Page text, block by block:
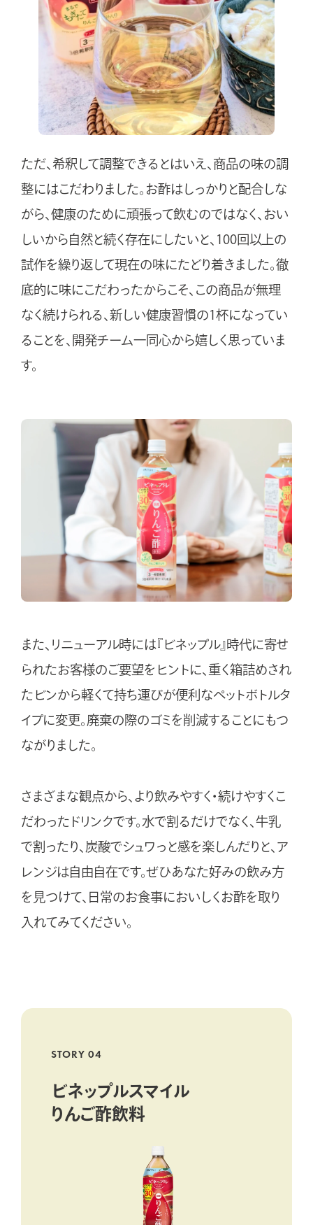
STORY 04
ビネップルスマイル
りんご酢飲料
ただ、希釈して調整できるとはいえ、商品の味の調
整にはこだわりました。お酢はしっかりと配合しな
がら、健康のために頑張って飲むのではなく、おい
しいから自然と続く存在にしたいと、100回以上の
試作を繰り返して現在の味にたどり着きました。徹
底的に味にこだわったからこそ、この商品が無理
なく続けられる、新しい健康習慣の1杯になってい
ることを、開発チーム一同心から嬉しく思っていま
す。
また、リニューアル時には『ビネップル』時代に寄せ
られたお客様のご要望をヒントに、重く箱詰めされ
たビンから軽くて持ち運びが便利なペットボトルタ
イプに変更。廃棄の際のゴミを削減することにもつ
ながりました。
さまざまな観点から、より飲みやすく・続けやすくこ
だわったドリンクです。水で割るだけでなく、牛乳
で割ったり、炭酸でシュワっと感を楽しんだりと、ア
レンジは自由自在です。ぜひあなた好みの飲み方
を見つけて、日常のお食事においしくお酢を取り
入れてみてください。